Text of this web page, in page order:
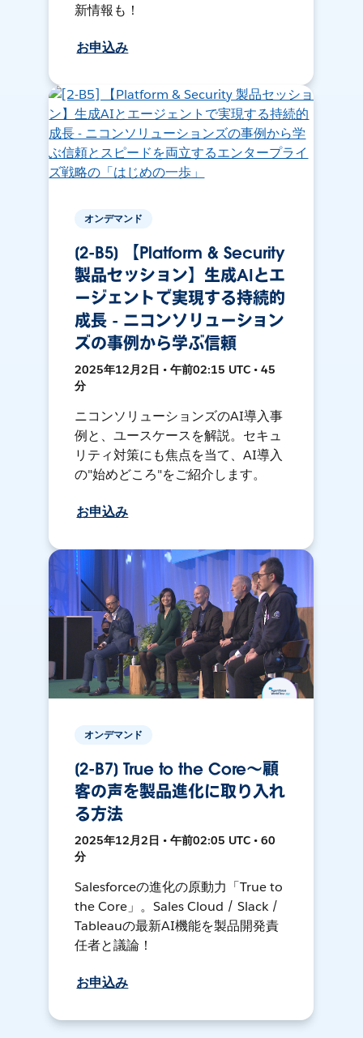
新情報も！
お申込み
オンデマンド
[2-B5] 【Platform & Security
製品セッション】生成AIとエ
ージェントで実現する持続的
成長 - ニコンソリューション
ズの事例から学ぶ信頼
2025年12月2日 • 午前02:15 UTC • 45
分
ニコンソリューションズのAI導入事
例と、ユースケースを解説。セキュ
リティ対策にも焦点を当て、AI導入
の"始めどころ"をご紹介します。
お申込み
オンデマンド
[2-B7] True to the Core〜顧
客の声を製品進化に取り入れ
る方法
2025年12月2日 • 午前02:05 UTC • 60
分
Salesforceの進化の原動力「True to
the Core」。Sales Cloud / Slack /
Tableauの最新AI機能を製品開発責
任者と議論！
お申込み